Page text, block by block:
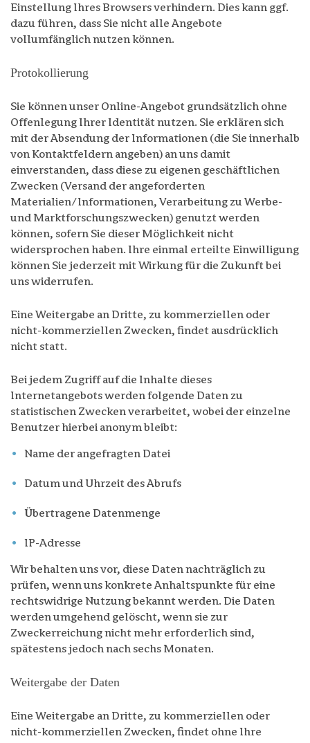
Einstellung Ihres Browsers verhindern. Dies kann ggf.
dazu führen, dass Sie nicht alle Angebote
vollumfänglich nutzen können.
Protokollierung
Sie können unser Online-Angebot grundsätzlich ohne
Offenlegung Ihrer Identität nutzen. Sie erklären sich
mit der Absendung der Informationen (die Sie innerhalb
von Kontaktfeldern angeben) an uns damit
einverstanden, dass diese zu eigenen geschäftlichen
Zwecken (Versand der angeforderten
Materialien/Informationen, Verarbeitung zu Werbe-
und Marktforschungszwecken) genutzt werden
können, sofern Sie dieser Möglichkeit nicht
widersprochen haben. Ihre einmal erteilte Einwilligung
können Sie jederzeit mit Wirkung für die Zukunft bei
uns widerrufen.
Eine Weitergabe an Dritte, zu kommerziellen oder
nicht-kommerziellen Zwecken, findet ausdrücklich
nicht statt.
Bei jedem Zugriff auf die Inhalte dieses
Internetangebots werden folgende Daten zu
statistischen Zwecken verarbeitet, wobei der einzelne
Benutzer hierbei anonym bleibt:
Name der angefragten Datei
Datum und Uhrzeit des Abrufs
Übertragene Datenmenge
IP-Adresse
Wir behalten uns vor, diese Daten nachträglich zu
prüfen, wenn uns konkrete Anhaltspunkte für eine
rechtswidrige Nutzung bekannt werden. Die Daten
werden umgehend gelöscht, wenn sie zur
Zweckerreichung nicht mehr erforderlich sind,
spätestens jedoch nach sechs Monaten.
Weitergabe der Daten
Eine Weitergabe an Dritte, zu kommerziellen oder
nicht-kommerziellen Zwecken, findet ohne Ihre